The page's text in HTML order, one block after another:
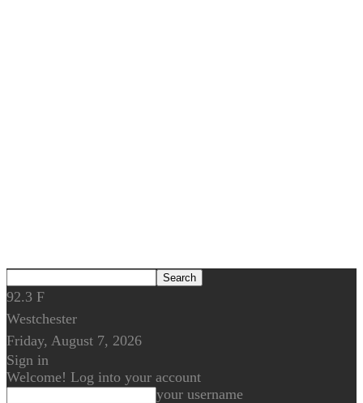
92.3 F
Westchester
Friday, August 7, 2026
Sign in
Welcome! Log into your account
your username